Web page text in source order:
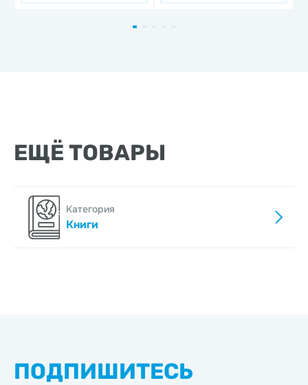
ЕЩЁ ТОВАРЫ
Категория
Книги
ПОДПИШИТЕСЬ